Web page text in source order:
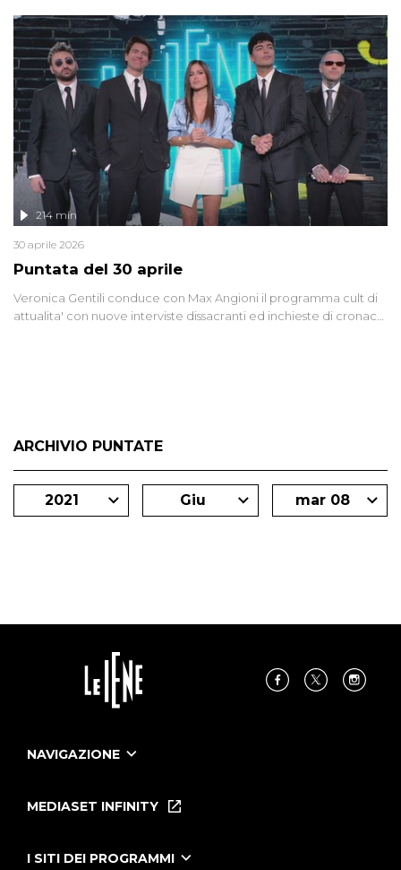
di settore - su quanto la guerra sia diventata una realtà pervasiva.
Anche se l'Italia non è direttamente coinvolta in conflitti armati, il
contesto globale rende impossibile considerarla un fenomeno
lontano.
Puntata del 30 aprile
214 min
30 aprile 2026
Veronica Gentili conduce con Max Angioni il programma cult di
attualita' con nuove interviste dissacranti ed inchieste di cronaca
ARCHIVIO PUNTATE
2021 Giu mar 08
NAVIGAZIONE
Le Iene Presentano Inside
Tutti i servizi
MEDIASET INFINITY
I SITI DEI PROGRAMMI